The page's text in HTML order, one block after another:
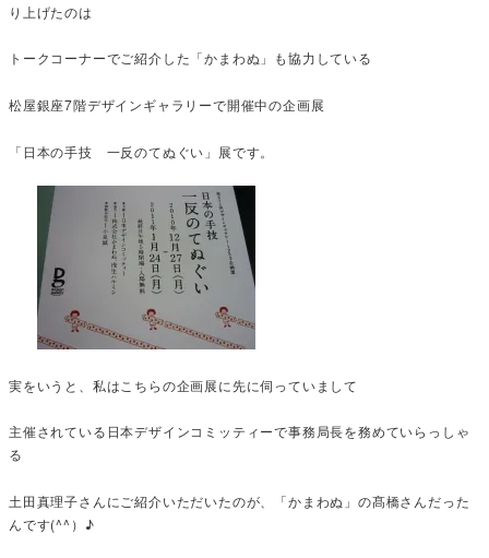
り上げたのは
トークコーナーでご紹介した「かまわぬ」も協力している
松屋銀座7階デザインギャラリーで開催中の企画展
「日本の手技 一反のてぬぐい」展です。
実をいうと、私はこちらの企画展に先に伺っていまして
主催されている日本デザインコミッティーで事務局長を務めていらっしゃ
る
土田真理子さんにご紹介いただいたのが、「かまわぬ」の髙橋さんだった
んです(^^）♪